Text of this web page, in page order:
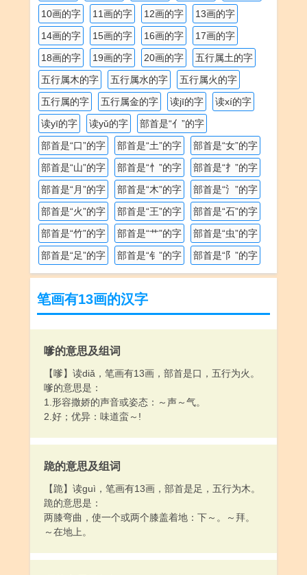
10画的字
11画的字 12画的字
13画的字
14画的字
15画的字 16画的字
17画的字
18画的字
19画的字 20画的字
五行属土的字
五行属木的字
五行属水的字
五行属火的字
五行属的字
五行属金的字 读jī的字
读xí的字
读yī的字
读yǔ的字
部首是“亻”的字
部首是“口”的字
部首是“土”的字
部首是“女”的字
部首是“山”的字
部首是“忄”的字
部首是“扌”的字
部首是“月”的字
部首是“木”的字
部首是“氵”的字
部首是“火”的字
部首是“王”的字
部首是“石”的字
部首是“竹”的字
部首是“艹”的字
部首是“虫”的字
部首是“足”的字
部首是“钅”的字 部首是“阝”的字
笔画有13画的汉字
嗲的意思及组词
【嗲】读diǎ，笔画有13画，部首是口，五行为火。
嗲的意思是：
1.形容撒娇的声音或姿态：～声～气。
2.好；优异：味道蛮～!
跪的意思及组词
【跪】读guì，笔画有13画，部首是足，五行为木。
跪的意思是：
两膝弯曲，使一个或两个膝盖着地：下～。～拜。
～在地上。